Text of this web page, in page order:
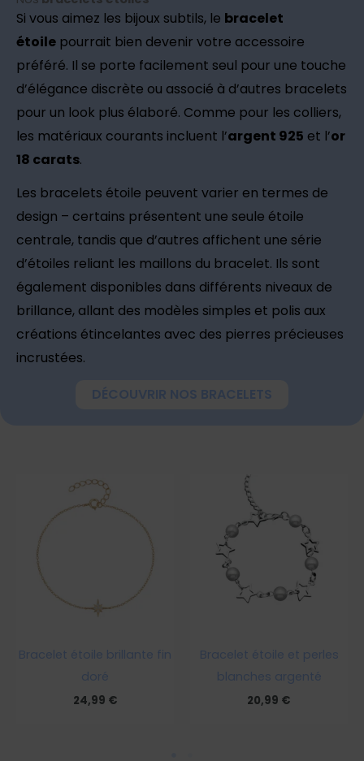
Si vous aimez les bijoux subtils, le bracelet
étoile pourrait bien devenir votre accessoire
préféré. Il se porte facilement seul pour une touche
d’élégance discrète ou associé à d’autres bracelets
pour un look plus élaboré. Comme pour les colliers,
les matériaux courants incluent l’argent 925 et l’or
18 carats.
Les bracelets étoile peuvent varier en termes de
design – certains présentent une seule étoile
centrale, tandis que d’autres affichent une série
d’étoiles reliant les maillons du bracelet. Ils sont
également disponibles dans différents niveaux de
brillance, allant des modèles simples et polis aux
créations étincelantes avec des pierres précieuses
incrustées.
DÉCOUVRIR NOS BRACELETS
Bracelet étoile brillante fin
doré
24,99 €
Bracelet étoile et perles
blanches argenté
20,99 €